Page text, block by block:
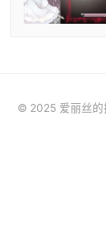
© 2025 爱丽丝的